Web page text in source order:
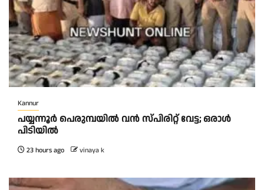
Kannur
പയ്യന്നൂർ പെരുമ്പയിൽ വൻ സ്‌പിരിറ്റ് വേട്ട; ഒരാൾ
പിടിയിൽ
23 hours ago vinaya k